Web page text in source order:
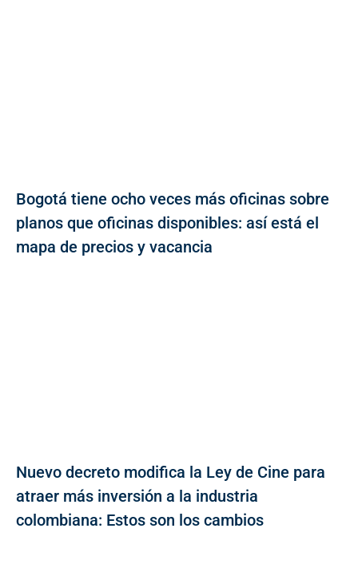
Bogotá tiene ocho veces más oficinas sobre
planos que oficinas disponibles: así está el
mapa de precios y vacancia
Nuevo decreto modifica la Ley de Cine para
atraer más inversión a la industria
colombiana: Estos son los cambios